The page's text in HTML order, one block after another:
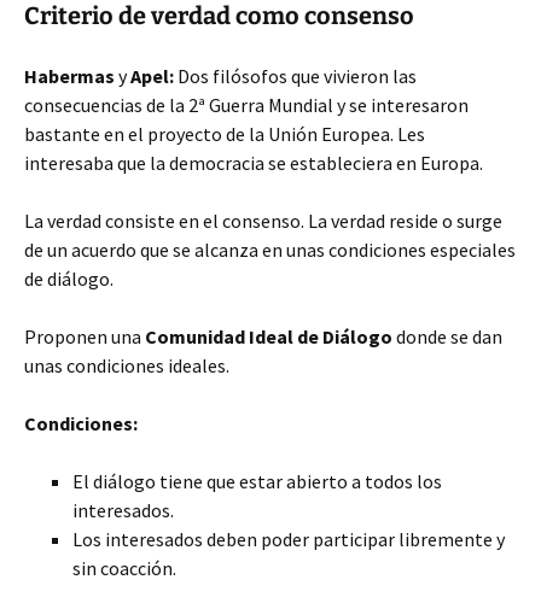
Criterio de verdad como consenso
Habermas yApel: Dos filósofos que vivieron las
consecuencias de la 2ª Guerra Mundial y se interesaron
bastante en el proyecto de la Unión Europea. Les
interesaba que la democracia se estableciera en Europa.
La verdad consiste en el consenso. La verdad reside o surge
de un acuerdo que se alcanza en unas condiciones especiales
de diálogo.
Proponen una Comunidad Ideal de Diálogo donde se dan
unas condiciones ideales.
Condiciones:
El diálogo tiene que estar abierto a todos los
interesados.
Los interesados deben poder participar libremente y
sin coacción.